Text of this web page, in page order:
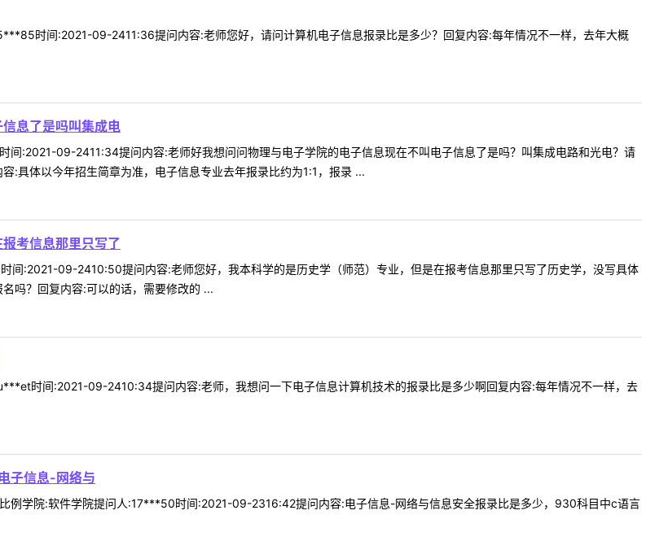
时间:2021-09-2411:36提问内容:老师您好，请问计算机电子信息报录比是多少？回复内容:每年情况不一样，去年大概
息了是吗叫集成电
间:2021-09-2411:34提问内容:老师好我想问问物理与电子学院的电子信息现在不叫电子信息了是吗？叫集成电路和光电？请
:具体以今年招生简章为准，电子信息专业去年报录比约为1:1，报录 ...
考信息那里只写了
间:2021-09-2410:50提问内容:老师您好，我本科学的是历史学（师范）专业，但是在报考信息那里只写了历史学，没写具体
吗？回复内容:可以的话，需要修改的 ...
时间:2021-09-2410:34提问内容:老师，我想问一下电子信息计算机技术的报录比是多少啊回复内容:每年情况不一样，去
子信息-网络与
例学院:软件学院提问人:17***50时间:2021-09-2316:42提问内容:电子信息-网络与信息安全报录比是多少，930科目中c语言